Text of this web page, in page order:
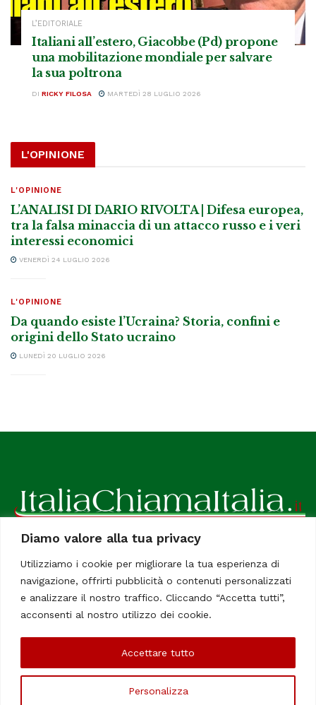
Diamo valore alla tua privacy
Utilizziamo i cookie per migliorare la tua esperienza di
navigazione, offrirti pubblicità o contenuti personalizzati
e analizzare il nostro traffico. Cliccando “Accetta tutti”,
acconsenti al nostro utilizzo dei cookie.
Personalizza
Accettare tutto
L’EDITORIALE
Italiani all’estero, Giacobbe (Pd) propone
una mobilitazione mondiale per salvare
la sua poltrona
DI RICKY FILOSA MARTEDÌ 28 LUGLIO 2026
L'OPINIONE
L'OPINIONE
L’ANALISI DI DARIO RIVOLTA | Difesa europea,
tra la falsa minaccia di un attacco russo e i veri
interessi economici
VENERDÌ 24 LUGLIO 2026
L'OPINIONE
Da quando esiste l’Ucraina? Storia, confini e
origini dello Stato ucraino
LUNEDÌ 20 LUGLIO 2026
ItaliaChiamaItalia, il TUO quotidiano online preferito.
Dedicato in particolare a tutti gli italiani residenti all'estero.
Tutti i diritti sono riservati. Quotidiano online indipendente
Le Firme
©Copyright 2006/2020 - ItaliaChiamaItalia